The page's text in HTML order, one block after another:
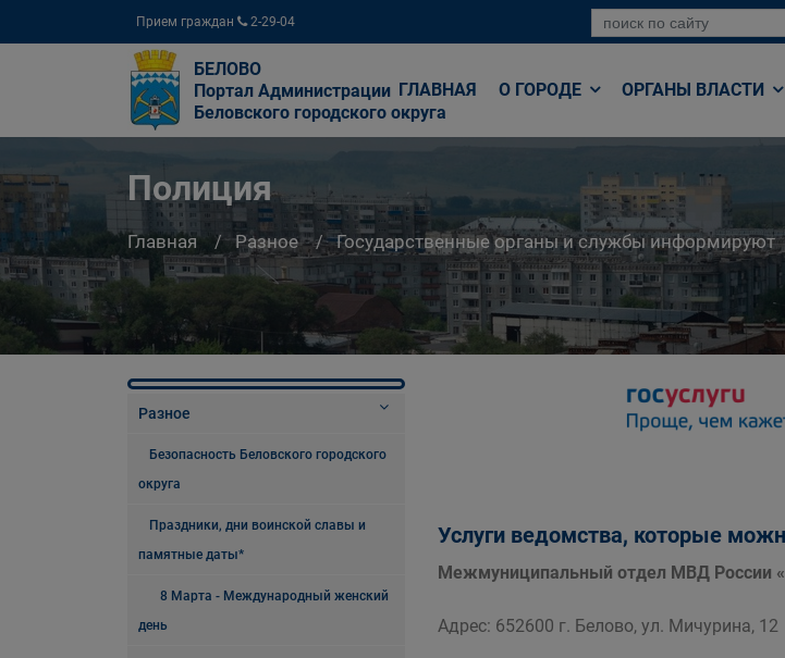
Прием граждан 2-29-04
БЕЛОВО
Портал Администрации
Беловского городского округа
ГЛАВНАЯ О ГОРОДЕ ОРГАНЫ ВЛАСТИ
Полиция
Главная Разное Государственные органы и службы информируют
Разное
Безопасность Беловского городского
округа
Праздники, дни воинской славы и
памятные даты*
8 Марта - Международный женский
день
Услуги ведомства, которые
Межмуниципальный отдел МВД России
Адрес: 652600 г. Белово, ул. Мичурина, 12